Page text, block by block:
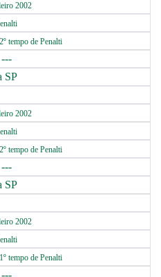
2002
tempo de Penalti
---
SP
2002
tempo de Penalti
---
SP
2002
tempo de Penalti
---